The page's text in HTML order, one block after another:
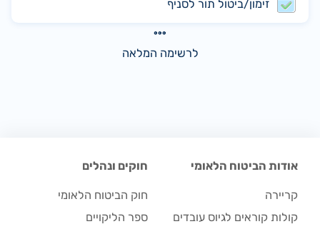
זימון/ביטול תור לסניף
לרשימה המלאה
אודות הביטוח הלאומי
קריירה
קולות קוראים לגיוס עובדים
חוקים ונהלים
חוק הביטוח הלאומי
ספר הליקויים